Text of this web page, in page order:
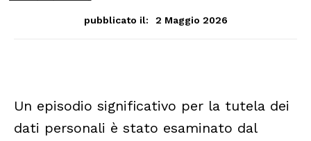
pubblicato il: 2 Maggio 2026
Un episodio significativo per la tutela dei
dati personali è stato esaminato dal